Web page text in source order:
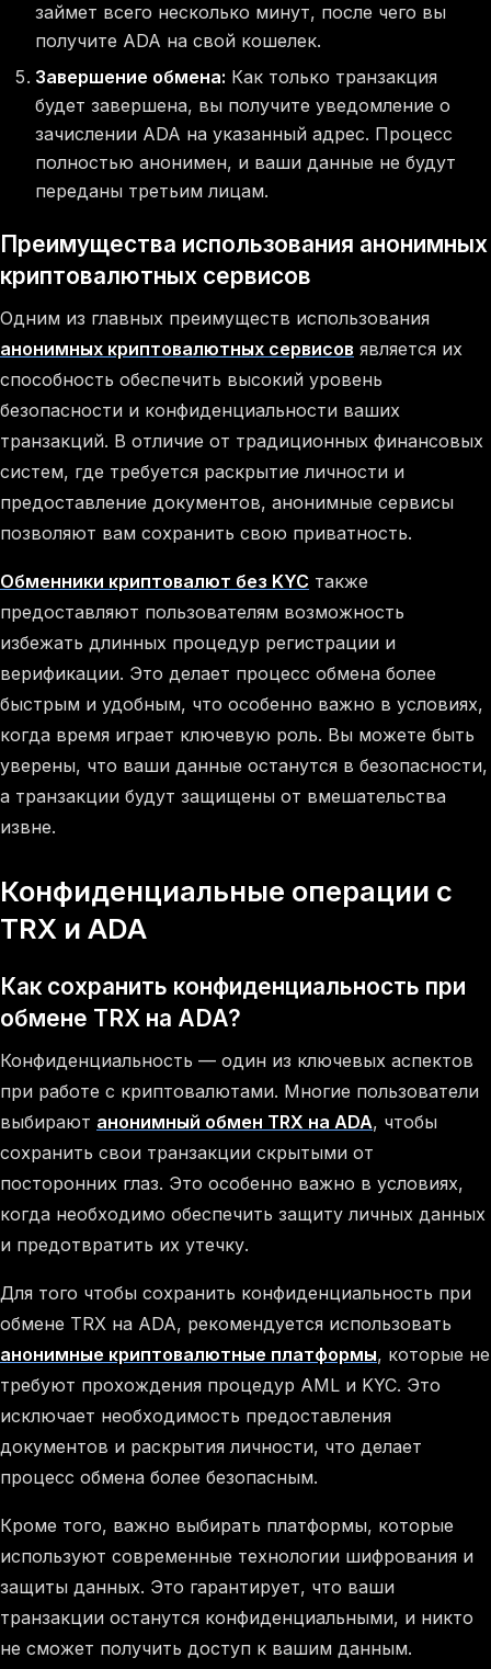
займет всего несколько минут, после чего вы
получите ADA на свой кошелек.
Завершение обмена: Как только транзакция
будет завершена, вы получите уведомление о
зачислении ADA на указанный адрес. Процесс
полностью анонимен, и ваши данные не будут
переданы третьим лицам.
Преимущества использования анонимных
криптовалютных сервисов
Одним из главных преимуществ использования
анонимных криптовалютных сервисов является их
способность обеспечить высокий уровень
безопасности и конфиденциальности ваших
транзакций. В отличие от традиционных финансовых
систем, где требуется раскрытие личности и
предоставление документов, анонимные сервисы
позволяют вам сохранить свою приватность.
Обменники криптовалют без KYC также
предоставляют пользователям возможность
избежать длинных процедур регистрации и
верификации. Это делает процесс обмена более
быстрым и удобным, что особенно важно в условиях,
когда время играет ключевую роль. Вы можете быть
уверены, что ваши данные останутся в безопасности,
а транзакции будут защищены от вмешательства
извне.
Конфиденциальные операции с
TRX и ADA
Как сохранить конфиденциальность при
обмене TRX на ADA?
Конфиденциальность — один из ключевых аспектов
при работе с криптовалютами. Многие пользователи
выбирают анонимный обмен TRX на ADA, чтобы
сохранить свои транзакции скрытыми от
посторонних глаз. Это особенно важно в условиях,
когда необходимо обеспечить защиту личных данных
и предотвратить их утечку.
Для того чтобы сохранить конфиденциальность при
обмене TRX на ADA, рекомендуется использовать
анонимные криптовалютные платформы, которые не
требуют прохождения процедур AML и KYC. Это
исключает необходимость предоставления
документов и раскрытия личности, что делает
процесс обмена более безопасным.
Кроме того, важно выбирать платформы, которые
используют современные технологии шифрования и
защиты данных. Это гарантирует, что ваши
транзакции останутся конфиденциальными, и никто
не сможет получить доступ к вашим данным.